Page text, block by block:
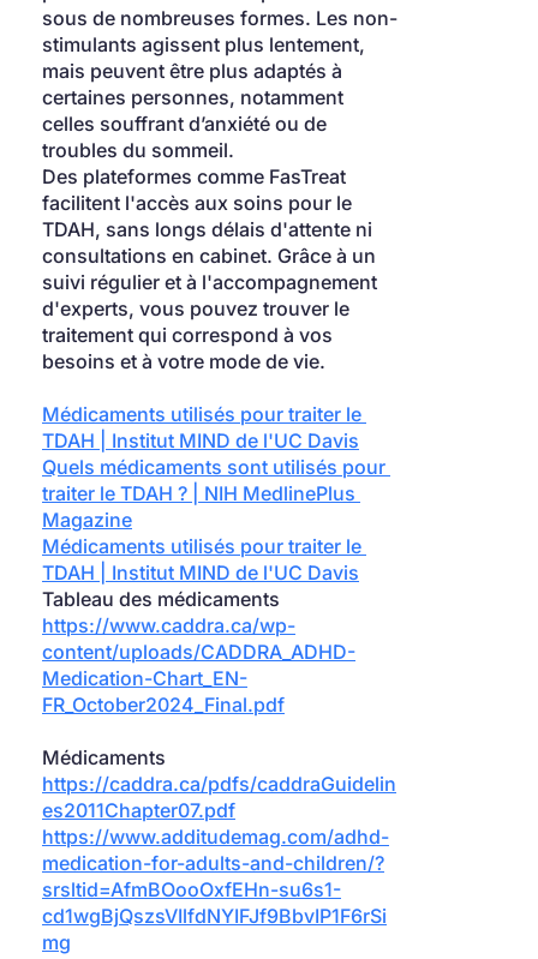
sous de nombreuses formes. Les non-
stimulants agissent plus lentement,
mais peuvent être plus adaptés à
certaines personnes, notamment
celles souffrant d’anxiété ou de
troubles du sommeil.
Des plateformes comme FasTreat
facilitent l'accès aux soins pour le
TDAH, sans longs délais d'attente ni
consultations en cabinet. Grâce à un
suivi régulier et à l'accompagnement
d'experts, vous pouvez trouver le
traitement qui correspond à vos
besoins et à votre mode de vie.
Médicaments utilisés pour traiter le
TDAH | Institut MIND de l'UC Davis
Quels médicaments sont utilisés pour
traiter le TDAH ? | NIH MedlinePlus
Magazine
Médicaments utilisés pour traiter le
TDAH | Institut MIND de l'UC Davis
Tableau des médicaments
https://www.caddra.ca/wp-
content/uploads/CADDRA_ADHD-
Medication-Chart_EN-
FR_October2024_Final.pdf
Médicaments
https://caddra.ca/pdfs/caddraGuidelin
es2011Chapter07.pdf
https://www.additudemag.com/adhd-
medication-for-adults-and-children/?
srsltid=AfmBOooOxfEHn-su6s1-
cd1wgBjQszsVIlfdNYIFJf9BbvIP1F6rSi
mg